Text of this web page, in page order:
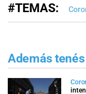
#TEMAS:
Además